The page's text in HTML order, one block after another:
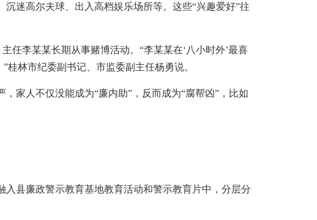
迷高尔夫球、出入高档娱乐场所等。这些“兴趣爱好”往
李某某长期从事赌博活动。“李某某在‘八小时外’最喜
林市纪委副书记、市监委副主任杨勇说。
家人不仅没能成为“廉内助”，反而成为“腐帮凶”，比如
县廉政警示教育基地教育活动和警示教育片中，分层分